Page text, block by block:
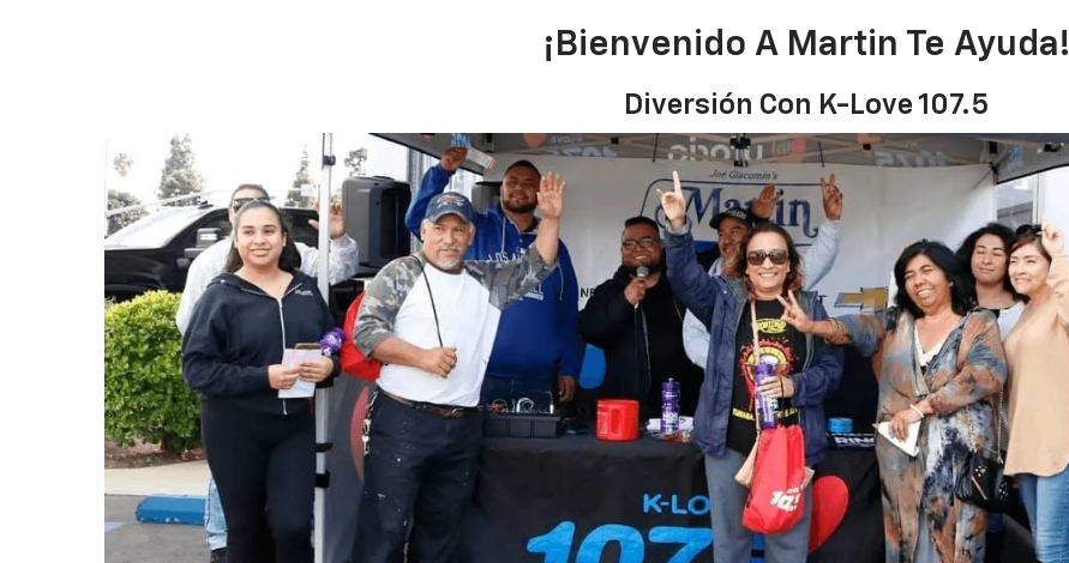
¡Bienvenido A Martin Te Ayuda!
Diversión Con K-Love 107.5